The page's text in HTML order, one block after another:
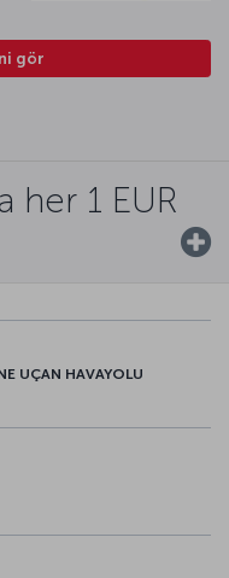
gör
her 1 EUR
UÇAN HAVAYOLU